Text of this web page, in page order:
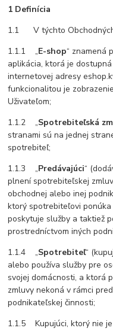
1 Definícia
1.1 V týchto Obchodných
1.1.1 „E-shop“ znamená
aplikácia, ktorá je
internetovej adresy
funkcionalitou je
Uživateľom;
1.1.2 „Spotrebiteľská
stranami sú na jednej
spotrebiteľ;
1.1.3 „Predávajúci“
plnení spotrebiteľskej
obchodnej alebo inej
ktorý spotrebiteľovi
poskytuje služby a taktiež
prostredníctvom iných
1.1.4 „Spotrebiteľ“
alebo používa služby pre
svojej domácnosti, a ktorá
zmluvy nekoná v rámci
podnikateľskej činnosti;
1.1.5 Kupujúci, ktorý nie